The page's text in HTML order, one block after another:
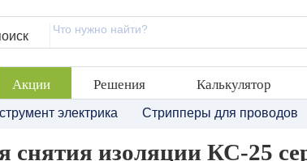
Акции Решения Калькулятор
электрика Стрипперы для проводов
снятия изоляции КС-25